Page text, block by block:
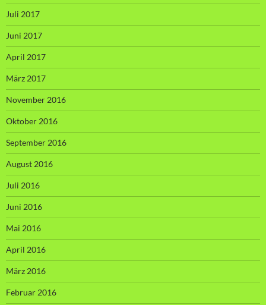
Juli 2017
Juni 2017
April 2017
März 2017
November 2016
Oktober 2016
September 2016
August 2016
Juli 2016
Juni 2016
Mai 2016
April 2016
März 2016
Februar 2016